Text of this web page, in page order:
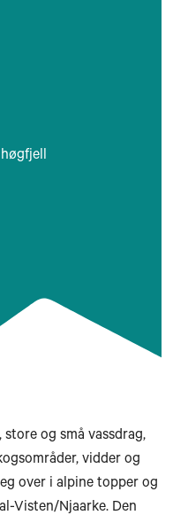
og små vassdrag,
vidder og
over i alpine topper og
Visten/Njaarke. Den